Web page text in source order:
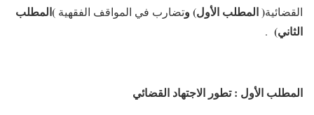
القضائية( المطلب الأول) وتضارب في المواقف الفقهية )المطلب
الثاني) .
المطلب الأول : تطور الاجتهاد القضائي